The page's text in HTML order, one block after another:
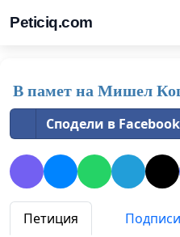
Peticiq.com
В памет на Мишел
Сподели в Facebook
Петиция Подписи